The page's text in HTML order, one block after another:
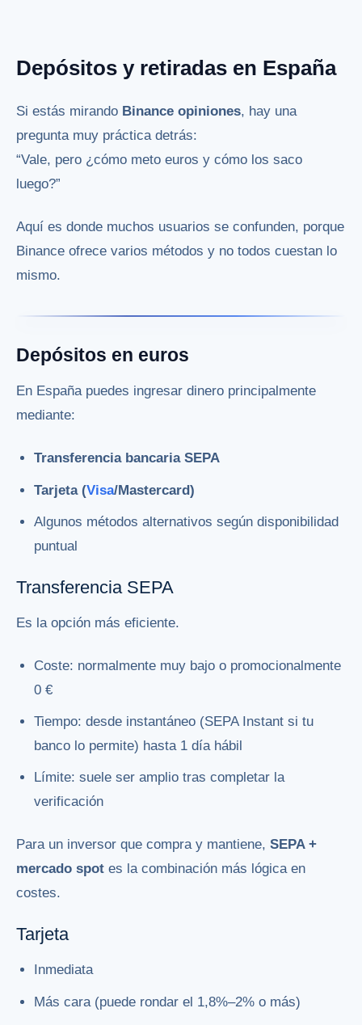
Depósitos y retiradas en España
Si estás mirando Binance opiniones, hay una
pregunta muy práctica detrás:
“Vale, pero ¿cómo meto euros y cómo los saco
luego?”
Aquí es donde muchos usuarios se confunden, porque
Binance ofrece varios métodos y no todos cuestan lo
mismo.
Depósitos en euros
En España puedes ingresar dinero principalmente
mediante:
Transferencia bancaria SEPA
Tarjeta (Visa/Mastercard)
Algunos métodos alternativos según disponibilidad
puntual
Transferencia SEPA
Es la opción más eficiente.
Coste: normalmente muy bajo o promocionalmente
0 €
Tiempo: desde instantáneo (SEPA Instant si tu
banco lo permite) hasta 1 día hábil
Límite: suele ser amplio tras completar la
verificación
Para un inversor que compra y mantiene, SEPA +
mercado spot es la combinación más lógica en
costes.
Tarjeta
Inmediata
Más cara (puede rondar el 1,8%–2% o más)